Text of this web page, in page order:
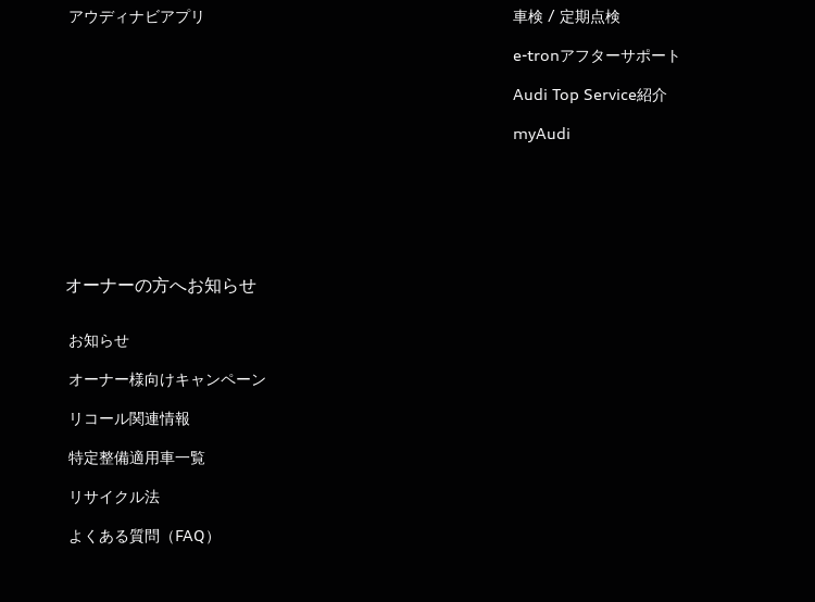
アウディナビアプリ 車検 / 定期点検
e-tronアフターサポート
Audi Top Service紹介
myAudi
オーナーの方へお知らせ
お知らせ
オーナー様向けキャンペーン
リコール関連情報
特定整備適用車一覧
リサイクル法
よくある質問（FAQ）